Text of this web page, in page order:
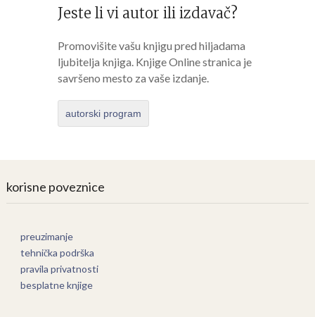
Jeste li vi autor ili izdavač?
Promovišite vašu knjigu pred hiljadama
ljubitelja knjiga. Knjige Online stranica je
savršeno mesto za vaše izdanje.
autorski program
korisne poveznice
preuzimanje
tehnička podrška
pravila privatnosti
besplatne knjige